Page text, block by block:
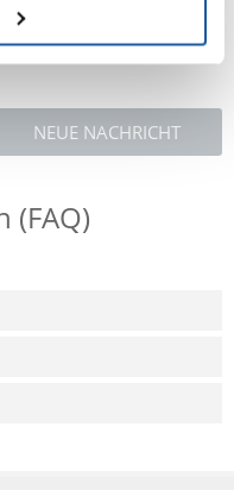
NEUE NACHRICHT
(FAQ)